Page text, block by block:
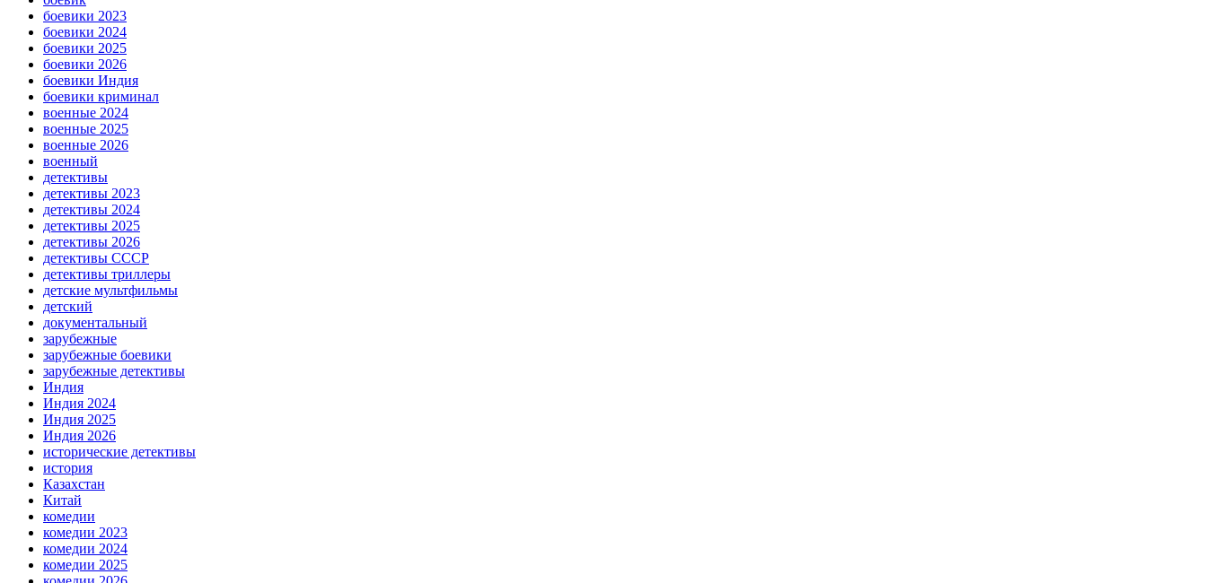
боевики 2023
боевики 2024
боевики 2025
боевики 2026
боевики Индия
боевики криминал
военные 2024
военные 2025
военные 2026
военный
детективы
детективы 2023
детективы 2024
детективы 2025
детективы 2026
детективы СССР
детективы триллеры
детские мультфильмы
детский
документальный
зарубежные
зарубежные боевики
зарубежные детективы
Индия
Индия 2024
Индия 2025
Индия 2026
исторические детективы
история
Казахстан
Китай
комедии
комедии 2023
комедии 2024
комедии 2025